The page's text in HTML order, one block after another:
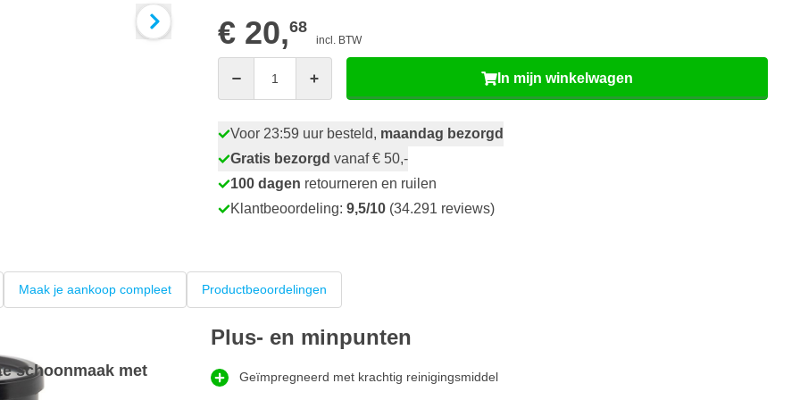
€ 20,68
incl. BTW
In mijn winkelwagen
Voor 23:59 uur besteld, maandag bezorgd
Gratis bezorgd vanaf € 50,-
100 dagen retourneren en ruilen
Klantbeoordeling: 9,5/10 (34.291 reviews)
Maak je aankoop compleet Productbeoordelingen
schoonmaak met
Plus- en minpunten
Geïmpregneerd met krachtig reinigingsmiddel